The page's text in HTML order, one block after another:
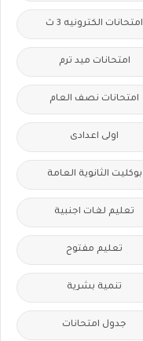
امتحانات الكترونيه 3 ث
امتحانات ميد ترم
امتحانات نصف العام
اولى اعدادى
بوكليت الثانوية العامة
تعليم لغات اجنبية
تعليم مفتوح
تنمية بشرية
جدول امتحانات